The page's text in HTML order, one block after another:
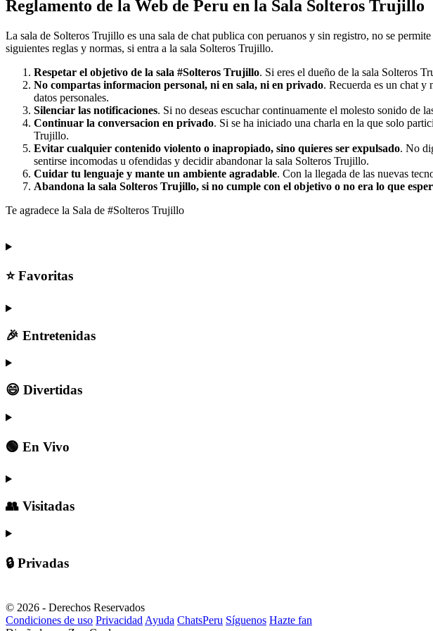
Reglamento de la Web de Peru en la Sala Solteros Trujillo
La sala de Solteros Trujillo es una sala de chat publica con peruanos y sin registro, no se
siguientes reglas y normas, si entra a la sala Solteros Trujillo.
Respetar el objetivo de la sala #Solteros Trujillo. Si eres el dueño de la sala Solteros
No compartas informacion personal, ni en sala, ni en privado. Recuerda es un chat y
datos personales.
Silenciar las notificaciones. Si no deseas escuchar continuamente el molesto sonido de
Continuar la conversacion en privado. Si se ha iniciado una charla en la que solo
Trujillo.
Evitar cualquier contenido violento o inapropiado, sino quieres ser expulsado. No
sentirse incomodas u ofendidas y decidir abandonar la sala Solteros Trujillo.
Cuidar tu lenguaje y mante un ambiente agradable. Con la llegada de las nuevas
Abandona la sala Solteros Trujillo, si no cumple con el objetivo o no era lo que
Te agradece la Sala de #Solteros Trujillo
⭐ Favoritas
🎉 Entretenidas
😄 Divertidas
🟢 En Vivo
👥 Visitadas
🔒 Privadas
© 2026 - Derechos Reservados
Condiciones de uso Privacidad Ayuda ChatsPeru Síguenos Hazte fan